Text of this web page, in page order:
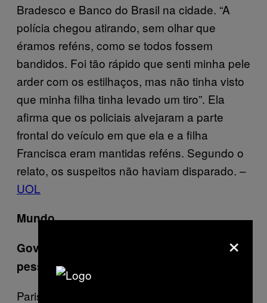
Bradesco e Banco do Brasil na cidade. “A
polícia chegou atirando, sem olhar que
éramos reféns, como se todos fossem
bandidos. Foi tão rápido que senti minha pele
arder com os estilhaços, mas não tinha visto
que minha filha tinha levado um tiro”. Ela
afirma que os policiais alvejaram a parte
frontal do veículo em que ela e a filha
Francisca eram mantidas reféns. Segundo o
relato, os suspeitos não haviam disparado. –
UOL
Mundo
Governo da França prende mais de 1.700
pessoas após protestos no sábado
Paris despertou na manhã deste domingo (9)
×